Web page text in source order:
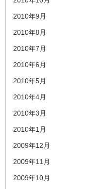
2010年9月
2010年8月
2010年7月
2010年6月
2010年5月
2010年4月
2010年3月
2010年1月
2009年12月
2009年11月
2009年10月